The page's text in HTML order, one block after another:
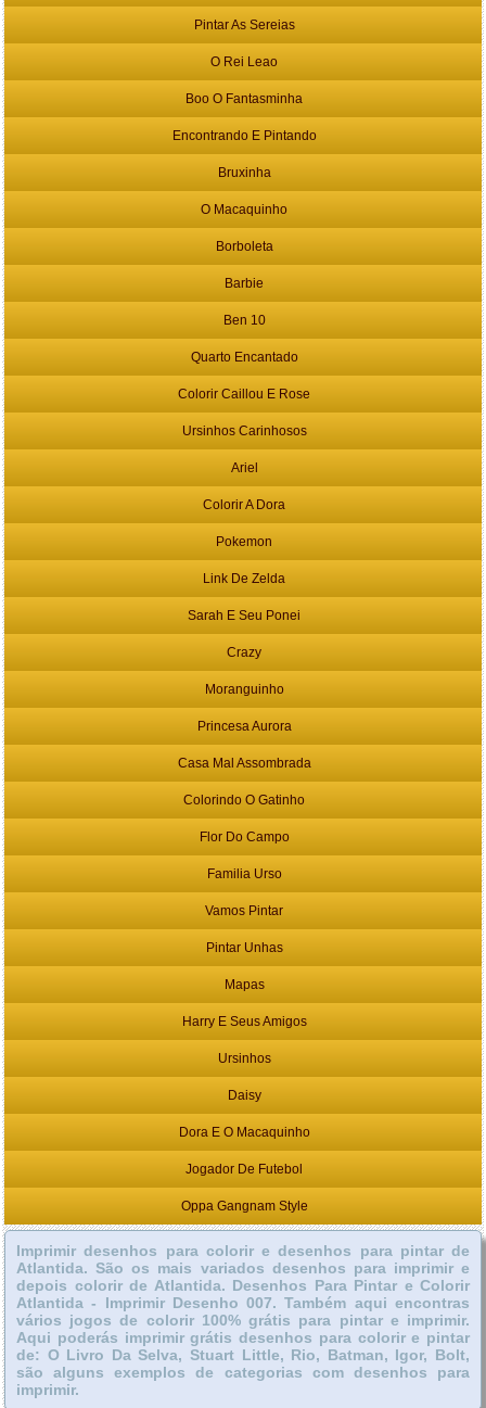
Pintar As Sereias
O Rei Leao
Boo O Fantasminha
Encontrando E Pintando
Bruxinha
O Macaquinho
Borboleta
Barbie
Ben 10
Quarto Encantado
Colorir Caillou E Rose
Ursinhos Carinhosos
Ariel
Colorir A Dora
Pokemon
Link De Zelda
Sarah E Seu Ponei
Crazy
Moranguinho
Princesa Aurora
Casa Mal Assombrada
Colorindo O Gatinho
Flor Do Campo
Familia Urso
Vamos Pintar
Pintar Unhas
Mapas
Harry E Seus Amigos
Ursinhos
Daisy
Dora E O Macaquinho
Jogador De Futebol
Oppa Gangnam Style
Imprimir desenhos para colorir e desenhos para pintar de
Atlantida. São os mais variados desenhos para imprimir e
depois colorir de Atlantida. Desenhos Para Pintar e Colorir
Atlantida - Imprimir Desenho 007. Também aqui encontras
vários jogos de colorir 100% grátis para pintar e imprimir.
Aqui poderás imprimir grátis desenhos para colorir e pintar
de: O Livro Da Selva, Stuart Little, Rio, Batman, Igor, Bolt,
são alguns exemplos de categorias com desenhos para
imprimir.